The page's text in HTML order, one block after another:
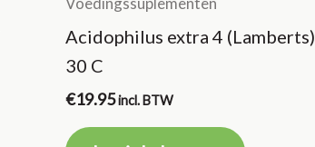
Acidophilus extra 4 (Lamberts)
30 C
€19.95incl. BTW